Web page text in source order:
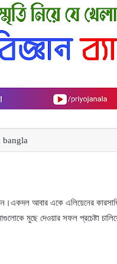
bangla
আবার একে এলিয়েনের
মুছে দেওয়ার সফল প্রচেষ্টা